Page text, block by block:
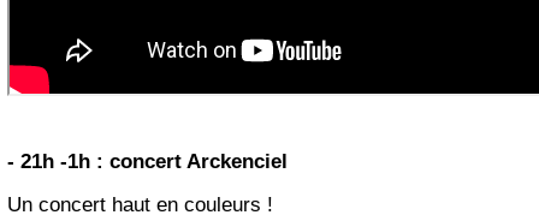
- 21h -1h : concert Arckenciel
Un concert haut en couleurs !